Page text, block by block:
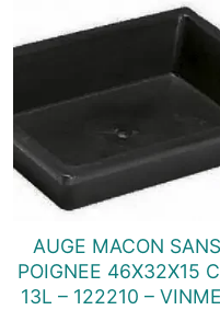
AUGE MACON SANS
POIGNEE 46X32X15
13L – 122210 –